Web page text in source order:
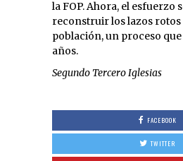
la FOP. Ahora, el esfuerzo
reconstruir los lazos rotos
población, un proceso
años.
Segundo Tercero Iglesias
FACEBOOK
TWITTER